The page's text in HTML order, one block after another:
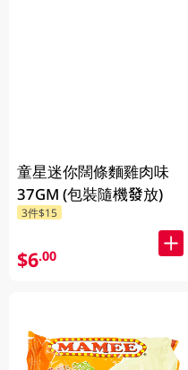
童星迷你闊條麵雞肉味
37GM (包裝隨機發放)
3件$15
$6.00